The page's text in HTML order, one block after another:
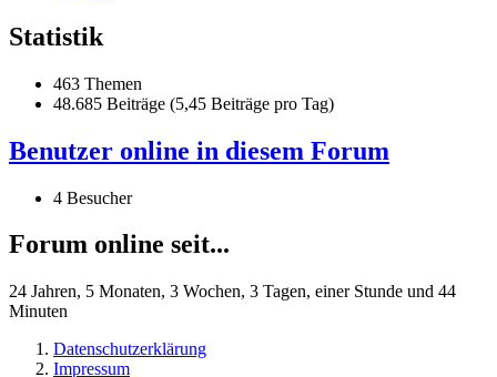
Statistik
463 Themen
48.685 Beiträge (5,45 Beiträge pro Tag)
Benutzer online in diesem Forum
4 Besucher
Forum online seit...
24 Jahren, 5 Monaten, 3 Wochen, 3 Tagen, einer Stunde und 44
Minuten
Datenschutzerklärung
Impressum